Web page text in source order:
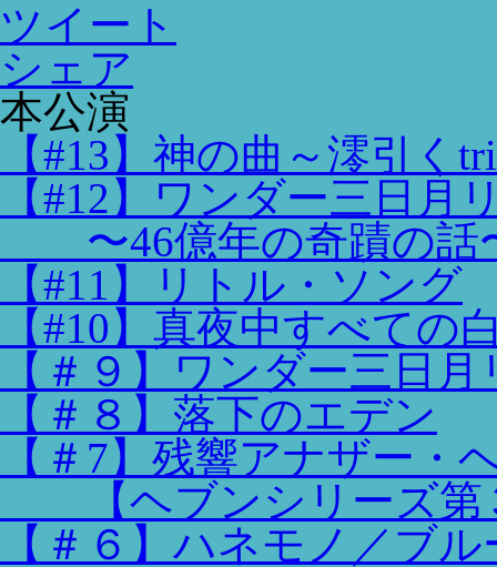
ツイート
シェア
本公演
【#13】神の曲～澪引く
【#12】ワンダー三日月
〜46億年の奇蹟の話
【#11】リトル・ソング
【#10】真夜中すべての
【＃９】ワンダー三日月
【＃８】落下のエデン
【＃7】残響アナザー・
【ヘブンシリーズ第
【＃６】ハネモノ／ブ